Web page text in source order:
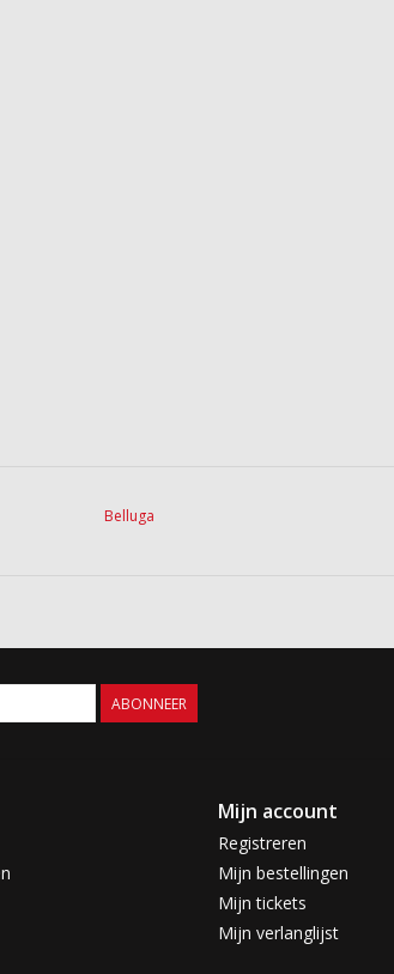
Belluga
ABONNEER
Mijn account
Registreren
Mijn bestellingen
Mijn tickets
Mijn verlanglijst